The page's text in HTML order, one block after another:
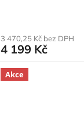
3 470,25 Kč bez DPH
4 199 Kč
Akce